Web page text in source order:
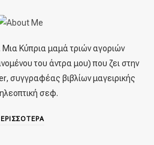
Μια Κύπρια μαμά τριών αγοριών
του άντρα μου) που ζει στην
συγγραφέας βιβλίων μαγειρικής
σεφ.